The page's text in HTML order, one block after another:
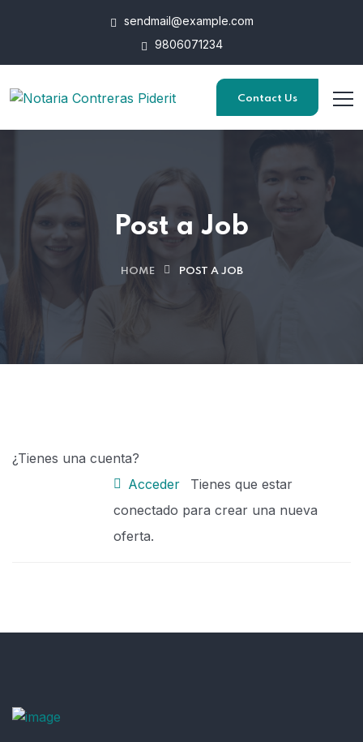
sendmail@example.com
9806071234
Contact Us
Post a Job
HOME POST A JOB
¿Tienes una cuenta?
Acceder
conectado para crear una nueva
oferta.